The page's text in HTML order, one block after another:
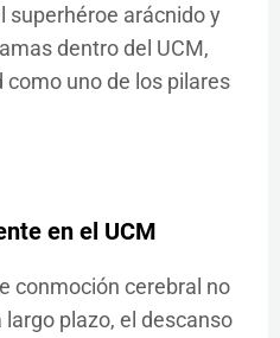
superhéroe arácnido y
dentro del UCM,
uno de los pilares
en el UCM
conmoción cerebral no
plazo, el descanso